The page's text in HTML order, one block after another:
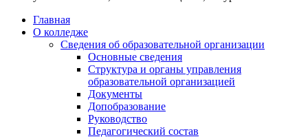
Главная
О колледже
Сведения об образовательной организации
Основные сведения
Структура и органы управления
образовательной организацией
Документы
Допобразование
Руководство
Педагогический состав